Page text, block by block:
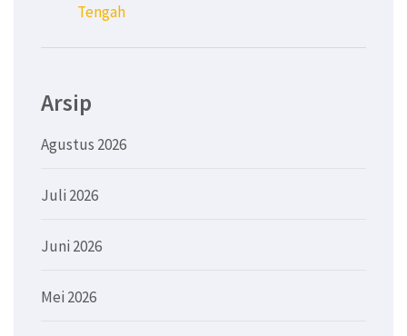
Tengah
Arsip
Agustus 2026
Juli 2026
Juni 2026
Mei 2026